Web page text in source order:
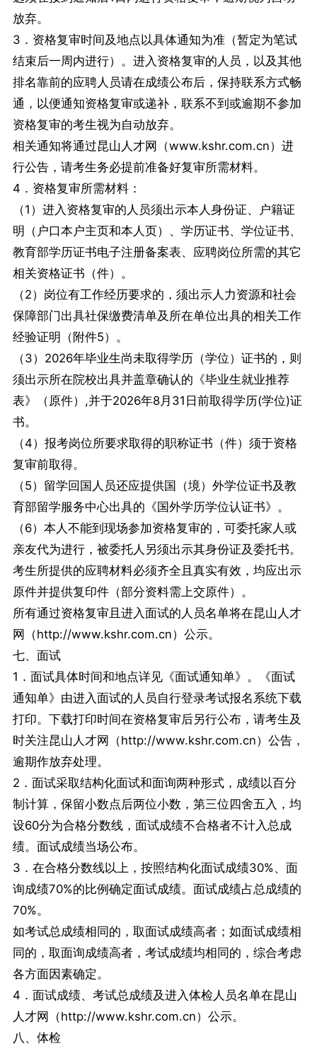
放弃。
3．资格复审时间及地点以具体通知为准（暂定为笔试
结束后一周内进行）。进入资格复审的人员，以及其他
排名靠前的应聘人员请在成绩公布后，保持联系方式畅
通，以便通知资格复审或递补，联系不到或逾期不参加
资格复审的考生视为自动放弃。
相关通知将通过昆山人才网（www.kshr.com.cn）进
行公告，请考生务必提前准备好复审所需材料。
4．资格复审所需材料：
（1）进入资格复审的人员须出示本人身份证、户籍证
明（户口本户主页和本人页）、学历证书、学位证书、
教育部学历证书电子注册备案表、应聘岗位所需的其它
相关资格证书（件）。
（2）岗位有工作经历要求的，须出示人力资源和社会
保障部门出具社保缴费清单及所在单位出具的相关工作
经验证明（附件5）。
（3）2026年毕业生尚未取得学历（学位）证书的，则
须出示所在院校出具并盖章确认的《毕业生就业推荐
表》（原件）,并于2026年8月31日前取得学历(学位)证
书。
（4）报考岗位所要求取得的职称证书（件）须于资格
复审前取得。
（5）留学回国人员还应提供国（境）外学位证书及教
育部留学服务中心出具的《国外学历学位认证书》。
（6）本人不能到现场参加资格复审的，可委托家人或
亲友代为进行，被委托人另须出示其身份证及委托书。
考生所提供的应聘材料必须齐全且真实有效，均应出示
原件并提供复印件（部分资料需上交原件）。
所有通过资格复审且进入面试的人员名单将在昆山人才
网（http://www.kshr.com.cn）公示。
七、面试
1．面试具体时间和地点详见《面试通知单》。《面试
通知单》由进入面试的人员自行登录考试报名系统下载
打印。下载打印时间在资格复审后另行公布，请考生及
时关注昆山人才网（http://www.kshr.com.cn）公告，
逾期作放弃处理。
2．面试采取结构化面试和面询两种形式，成绩以百分
制计算，保留小数点后两位小数，第三位四舍五入，均
设60分为合格分数线，面试成绩不合格者不计入总成
绩。面试成绩当场公布。
3．在合格分数线以上，按照结构化面试成绩30%、面
询成绩70%的比例确定面试成绩。面试成绩占总成绩的
70%。
如考试总成绩相同的，取面试成绩高者；如面试成绩相
同的，取面询成绩高者，考试成绩均相同的，综合考虑
各方面因素确定。
4．面试成绩、考试总成绩及进入体检人员名单在昆山
人才网（http://www.kshr.com.cn）公示。
八、体检